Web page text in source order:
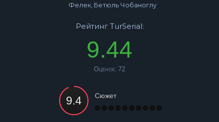
Фелек, Бетюль Чобаноглу
Рейтинг TurSerial:
9.44
Оценок: 72
Сюжет